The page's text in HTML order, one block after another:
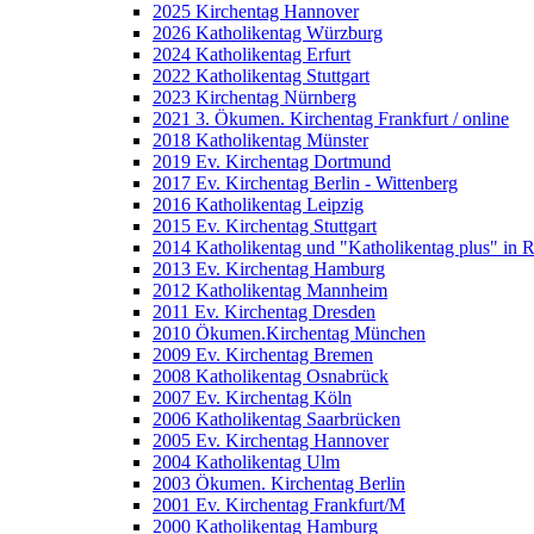
2025 Kirchentag Hannover
2026 Katholikentag Würzburg
2024 Katholikentag Erfurt
2022 Katholikentag Stuttgart
2023 Kirchentag Nürnberg
2021 3. Ökumen. Kirchentag Frankfurt / online
2018 Katholikentag Münster
2019 Ev. Kirchentag Dortmund
2017 Ev. Kirchentag Berlin - Wittenberg
2016 Katholikentag Leipzig
2015 Ev. Kirchentag Stuttgart
2014 Katholikentag und "Katholikentag plus" in
2013 Ev. Kirchentag Hamburg
2012 Katholikentag Mannheim
2011 Ev. Kirchentag Dresden
2010 Ökumen.Kirchentag München
2009 Ev. Kirchentag Bremen
2008 Katholikentag Osnabrück
2007 Ev. Kirchentag Köln
2006 Katholikentag Saarbrücken
2005 Ev. Kirchentag Hannover
2004 Katholikentag Ulm
2003 Ökumen. Kirchentag Berlin
2001 Ev. Kirchentag Frankfurt/M
2000 Katholikentag Hamburg